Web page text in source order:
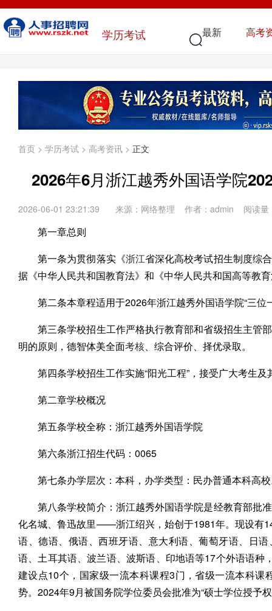
学历考试 最新 高考
首页 > 学历考试 > 高考资讯 > 正文
2026年6月浙江越秀外国语学院
2026-06-01 23:21:39 来源：网络整理 作者：admin 阅读量
第一章总则
第一条为贯彻落实《浙江省深化高校考试招生制度综
据《中华人民共和国教育法》和《中华人民共和国高等教
第二条本章程适用于2026年浙江越秀外国语学院“三位
第三条学校招生工作严格执行教育部和省级招生主管
明的原则，德智体美全面考核、综合评价、择优录取。
第四条学校招生工作实施“阳光工程”，接受广大考生
第二章学校概况
第五条学校全称：浙江越秀外国语学院
第六条浙江招生代码：0065
第七条办学层次：本科，办学类型：民办普通本科高
第八条学校简介：浙江越秀外国语学院是经教育部批
化名城、鲁迅故里——浙江绍兴，始创于1981年。现设有
语、德语、俄语、西班牙语、意大利语、葡萄牙语、日
语、土耳其语、波兰语、波斯语、印地语等17个外语语
建设点10个，国家级一流本科课程3门，省级一流本科
势。2024年9月被国务院学位委员会批准为“硕士学位授予